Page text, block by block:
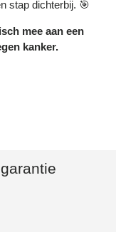
stap dichterbij. 🎯
mee aan een
kanker.